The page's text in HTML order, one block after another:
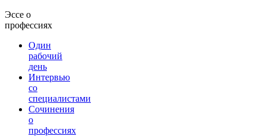
Эссе о
профессиях
Один
рабочий
день
Интервью
со
специалистами
Сочинения
о
профессиях